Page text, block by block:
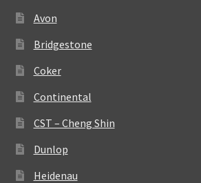
Avon
Bridgestone
Coker
Continental
CST – Cheng Shin
Dunlop
Heidenau